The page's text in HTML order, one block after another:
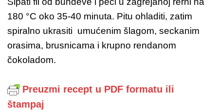
180 °C oko 35-40 minuta. Pitu ohladiti, zatim
spiralno ukrasiti umućenim šlagom, seckanim
orasima, brusnicama i krupno rendanom
čokoladom.
Preuzmi recept u PDF formatu ili
štampaj